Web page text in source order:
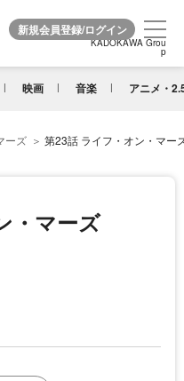
KADOKAWA Grou
p
映画 音楽 アニメ・
KADOKAWA Grou
p
ーズ 第23話 ライフ・オン・マー
・マーズ